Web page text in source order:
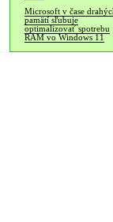
Microsoft v čase
pamätí sľubuje
optimalizovať spotrebu
RAM vo Windows 11